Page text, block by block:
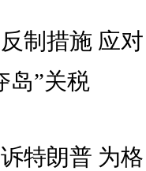
制措施 应对
岛”关税
特朗普 为格